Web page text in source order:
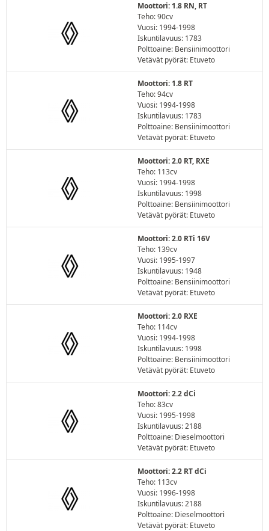
Moottori: 1.8 RN, RT
Teho: 90cv
Vuosi: 1994-1998
Iskuntilavuus: 1783
Polttoaine: Bensiinimoottori
Vetävät pyörät: Etuveto
Moottori: 1.8 RT
Teho: 94cv
Vuosi: 1994-1998
Iskuntilavuus: 1783
Polttoaine: Bensiinimoottori
Vetävät pyörät: Etuveto
Moottori: 2.0 RT, RXE
Teho: 113cv
Vuosi: 1994-1998
Iskuntilavuus: 1998
Polttoaine: Bensiinimoottori
Vetävät pyörät: Etuveto
Moottori: 2.0 RTi 16V
Teho: 139cv
Vuosi: 1995-1997
Iskuntilavuus: 1948
Polttoaine: Bensiinimoottori
Vetävät pyörät: Etuveto
Moottori: 2.0 RXE
Teho: 114cv
Vuosi: 1994-1998
Iskuntilavuus: 1998
Polttoaine: Bensiinimoottori
Vetävät pyörät: Etuveto
Moottori: 2.2 dCi
Teho: 83cv
Vuosi: 1995-1998
Iskuntilavuus: 2188
Polttoaine: Dieselmoottori
Vetävät pyörät: Etuveto
Moottori: 2.2 RT dCi
Teho: 113cv
Vuosi: 1996-1998
Iskuntilavuus: 2188
Polttoaine: Dieselmoottori
Vetävät pyörät: Etuveto